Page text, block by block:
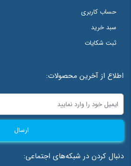
حساب کاربری
سبد خرید
ثبت شکایات
اطلاع از آخرین محصولات:
ارسال
دنبال کردن در شبکه‌های اجتماعی: